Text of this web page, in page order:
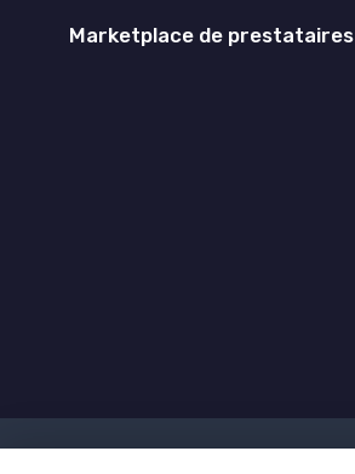
Marketplace de prestataires